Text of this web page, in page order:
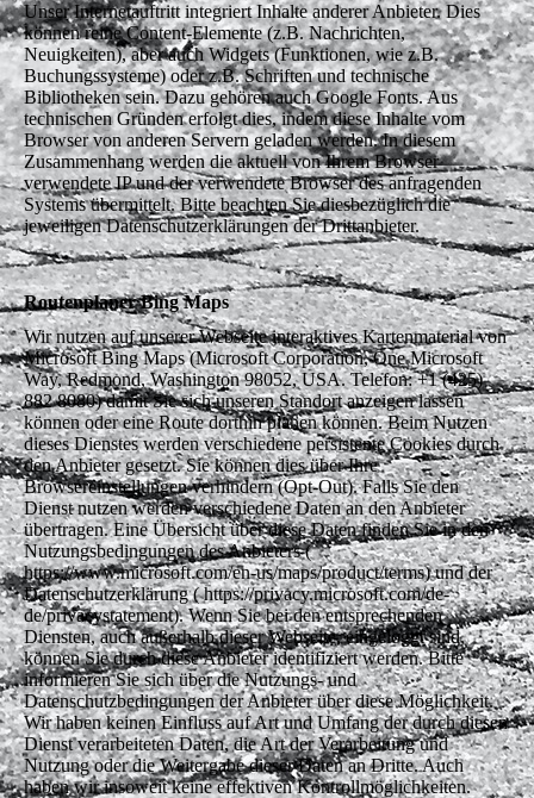
Unser Internetauftritt integriert Inhalte anderer Anbieter. Dies
können reine Content-Elemente (z.B. Nachrichten,
Neuigkeiten), aber auch Widgets (Funktionen, wie z.B.
Buchungssysteme) oder z.B. Schriften und technische
Bibliotheken sein. Dazu gehören auch Google Fonts. Aus
technischen Gründen erfolgt dies, indem diese Inhalte vom
Browser von anderen Servern geladen werden. In diesem
Zusammenhang werden die aktuell von Ihrem Browser
verwendete IP und der verwendete Browser des anfragenden
Systems übermittelt. Bitte beachten Sie diesbezüglich die
jeweiligen Datenschutzerklärungen der Drittanbieter.
Routenplaner Bing Maps
Wir nutzen auf unserer Webseite interaktives Kartenmaterial von
Microsoft Bing Maps (Microsoft Corporation, One Microsoft
Way, Redmond, Washington 98052, USA. Telefon: +1 (425)
882 8080) damit Sie sich unseren Standort anzeigen lassen
können oder eine Route dorthin planen können. Beim Nutzen
dieses Dienstes werden verschiedene persistente Cookies durch
den Anbieter gesetzt. Sie können dies über Ihre
Browsereinstellungen verhindern (Opt-Out). Falls Sie den
Dienst nutzen werden verschiedene Daten an den Anbieter
übertragen. Eine Übersicht über diese Daten finden Sie in den
Nutzungsbedingungen des Anbieters (
https://www.microsoft.com/en-us/maps/product/terms) und der
Datenschutzerklärung ( https://privacy.microsoft.com/de-
de/privacystatement). Wenn Sie bei den entsprechenden
Diensten, auch außerhalb dieser Webseite, eingeloggt sind,
können Sie durch diese Anbieter identifiziert werden. Bitte
informieren Sie sich über die Nutzungs- und
Datenschutzbedingungen der Anbieter über diese Möglichkeit.
Wir haben keinen Einfluss auf Art und Umfang der durch diesen
Dienst verarbeiteten Daten, die Art der Verarbeitung und
Nutzung oder die Weitergabe dieser Daten an Dritte. Auch
haben wir insoweit keine effektiven Kontrollmöglichkeiten.